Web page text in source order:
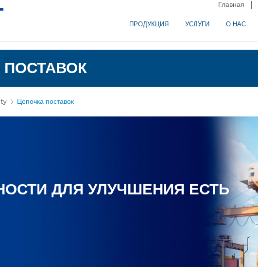
Главная
ПРОДУКЦИЯ УСЛУГИ О НАС
ПОСТАВОК
Цепочка поставок
ДЛЯ УЛУЧШЕНИЯ ЕСТЬ